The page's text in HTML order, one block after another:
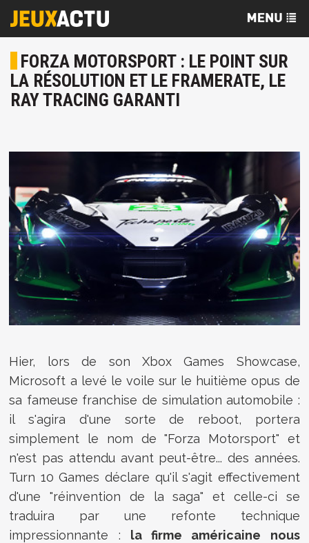
FORZA MOTORSPORT : LE POINT SUR
LA RÉSOLUTION ET LE FRAMERATE, LE
RAY TRACING GARANTI
Hier, lors de son Xbox Games Showcase,
Microsoft a levé le voile sur le huitième opus de
sa fameuse franchise de simulation automobile :
il s'agira d'une sorte de reboot, portera
simplement le nom de "Forza Motorsport" et
n'est pas attendu avant peut-être... des années.
Turn 10 Games déclare qu'il s'agit effectivement
d'une "réinvention de la saga" et celle-ci se
traduira par une refonte technique
impressionnante : la firme américaine nous